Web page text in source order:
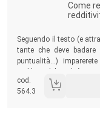
Come
Sommario:
Seguendo il testo (e
tante che deve
puntualità...)
cod.
564.3